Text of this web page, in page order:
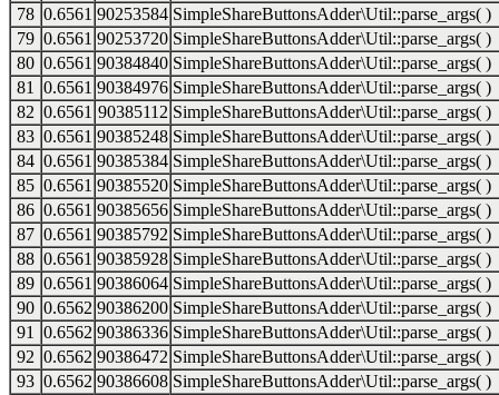
78 0.6561 90253584 SimpleShareButtonsAdder\Util::parse_args( )
79 0.6561 90253720 SimpleShareButtonsAdder\Util::parse_args( )
80 0.6561 90384840 SimpleShareButtonsAdder\Util::parse_args( )
81
0.6561 90384976 SimpleShareButtonsAdder\Util::parse_args( )
82 0.6561 90385112 SimpleShareButtonsAdder\Util::parse_args( )
83 0.6561 90385248 SimpleShareButtonsAdder\Util::parse_args( )
84 0.6561 90385384 SimpleShareButtonsAdder\Util::parse_args( )
85 0.6561 90385520 SimpleShareButtonsAdder\Util::parse_args( )
86 0.6561 90385656 SimpleShareButtonsAdder\Util::parse_args( )
87 0.6561 90385792 SimpleShareButtonsAdder\Util::parse_args( )
88 0.6561 90385928 SimpleShareButtonsAdder\Util::parse_args( )
89 0.6561 90386064 SimpleShareButtonsAdder\Util::parse_args( )
90 0.6562 90386200 SimpleShareButtonsAdder\Util::parse_args( )
91
0.6562 90386336 SimpleShareButtonsAdder\Util::parse_args( )
92 0.6562 90386472 SimpleShareButtonsAdder\Util::parse_args( )
93 0.6562 90386608 SimpleShareButtonsAdder\Util::parse_args( )